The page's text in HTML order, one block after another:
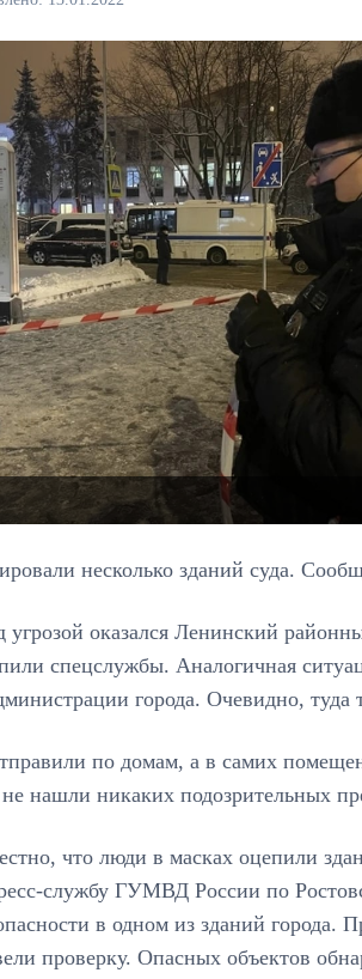
несколько зданий суда.
угрозой оказался Ленинский
спецслужбы. Аналогичная
города. Очевидно,
по домам, а в самих
нашли никаких подозрительных
что люди в масках оцепили
службу ГУМВД России по
в одном из зданий города.
проверку. Опасных объектов